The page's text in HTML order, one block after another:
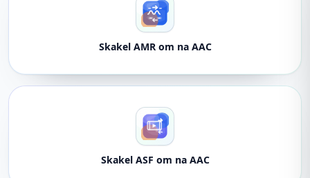
Skakel AMR om na AAC
Skakel ASF om na AAC